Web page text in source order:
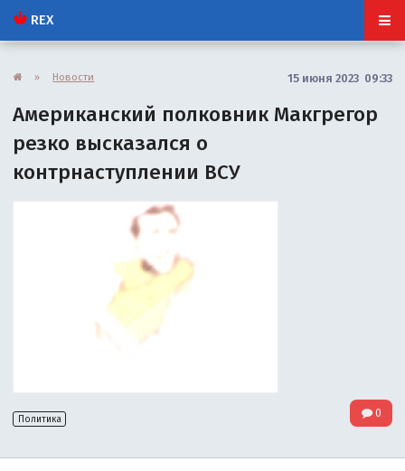
REX
» Новости 15 июня 2023 09:33
Американский полковник Макгрегор
резко высказался о
контрнаступлении ВСУ
Политика 0